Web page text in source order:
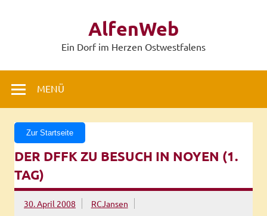
AlfenWeb
Ein Dorf im Herzen Ostwestfalens
MENÜ
Zur Startseite
DER DFFK ZU BESUCH IN NOYEN (1.
TAG)
30. April 2008 RCJansen